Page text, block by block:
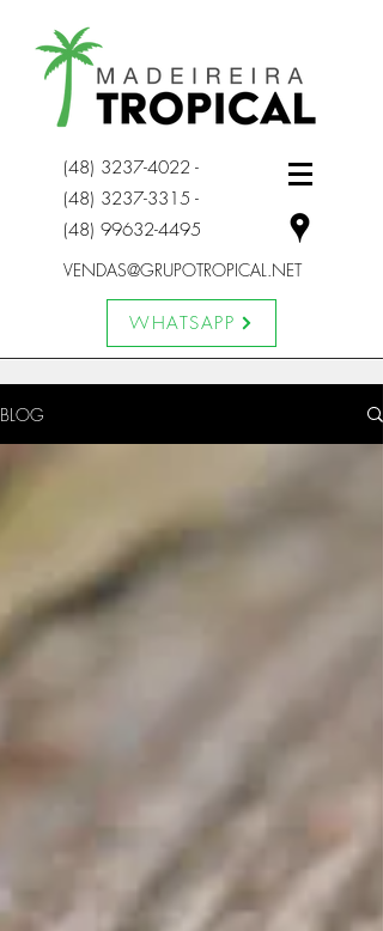
(48) 3237-4022 -
(48) 3237-3315 -
(48) 99632-4495
VENDAS@GRUPOTROPICAL.NET
WHATSAPP
BLOG